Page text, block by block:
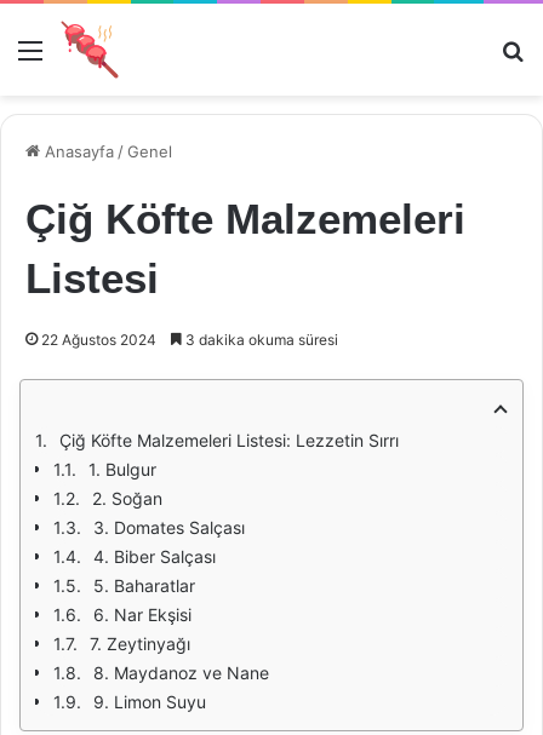
Menü
Anasayfa /Genel
Çiğ Köfte Malzemeleri
Listesi
22 Ağustos 2024 3 dakika okuma süresi
Çiğ Köfte Malzemeleri Listesi: Lezzetin Sırrı
1. Bulgur
2. Soğan
3. Domates Salçası
4. Biber Salçası
5. Baharatlar
6. Nar Ekşisi
7. Zeytinyağı
8. Maydanoz ve Nane
9. Limon Suyu